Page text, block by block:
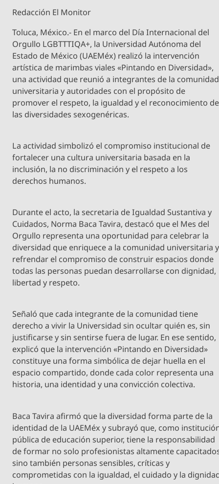
Redacción El Monitor
Toluca, México.- En el marco del Día Internacional del
Orgullo LGBTTTIQA+, la Universidad Autónoma del
Estado de México (UAEMéx) realizó la intervención
artística de marimbas viales «Pintando en Diversidad»,
una actividad que reunió a integrantes de la comunidad
universitaria y autoridades con el propósito de
promover el respeto, la igualdad y el reconocimiento de
las diversidades sexogenéricas.
La actividad simbolizó el compromiso institucional de
fortalecer una cultura universitaria basada en la
inclusión, la no discriminación y el respeto a los
derechos humanos.
Durante el acto, la secretaria de Igualdad Sustantiva y
Cuidados, Norma Baca Tavira, destacó que el Mes del
Orgullo representa una oportunidad para celebrar la
diversidad que enriquece a la comunidad universitaria y
refrendar el compromiso de construir espacios donde
todas las personas puedan desarrollarse con dignidad,
libertad y respeto.
Señaló que cada integrante de la comunidad tiene
derecho a vivir la Universidad sin ocultar quién es, sin
justificarse y sin sentirse fuera de lugar. En ese sentido,
explicó que la intervención «Pintando en Diversidad»
constituye una forma simbólica de dejar huella en el
espacio compartido, donde cada color representa una
historia, una identidad y una convicción colectiva.
Baca Tavira afirmó que la diversidad forma parte de la
identidad de la UAEMéx y subrayó que, como
pública de educación superior, tiene la responsabilidad
de formar no solo profesionistas altamente
sino también personas sensibles, críticas y
comprometidas con la igualdad, el cuidado y la